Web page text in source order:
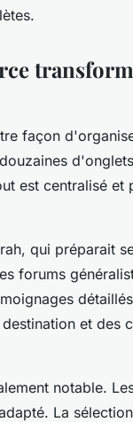
façon
est centralisé et
qui préparait
forums
et des
notable.
La